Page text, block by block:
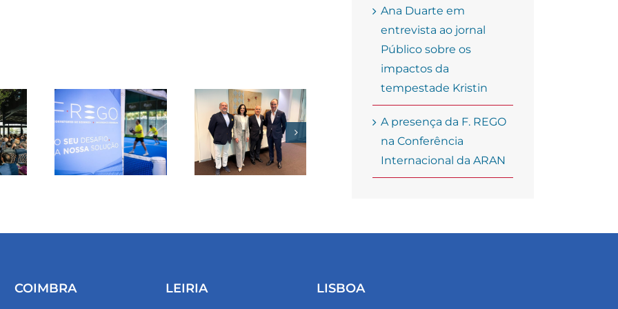
50
posição
entre os
maiores
de
Ana Duarte em
entrevista ao jornal
Público sobre os
impactos da
tempestade Kristin
A presença da F. REGO
na Conferência
Internacional da ARAN
COIMBRA LEIRIA LISBOA